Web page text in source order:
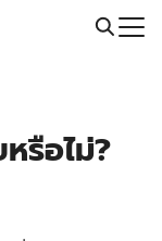
@thaiprintshop
รือไม่?